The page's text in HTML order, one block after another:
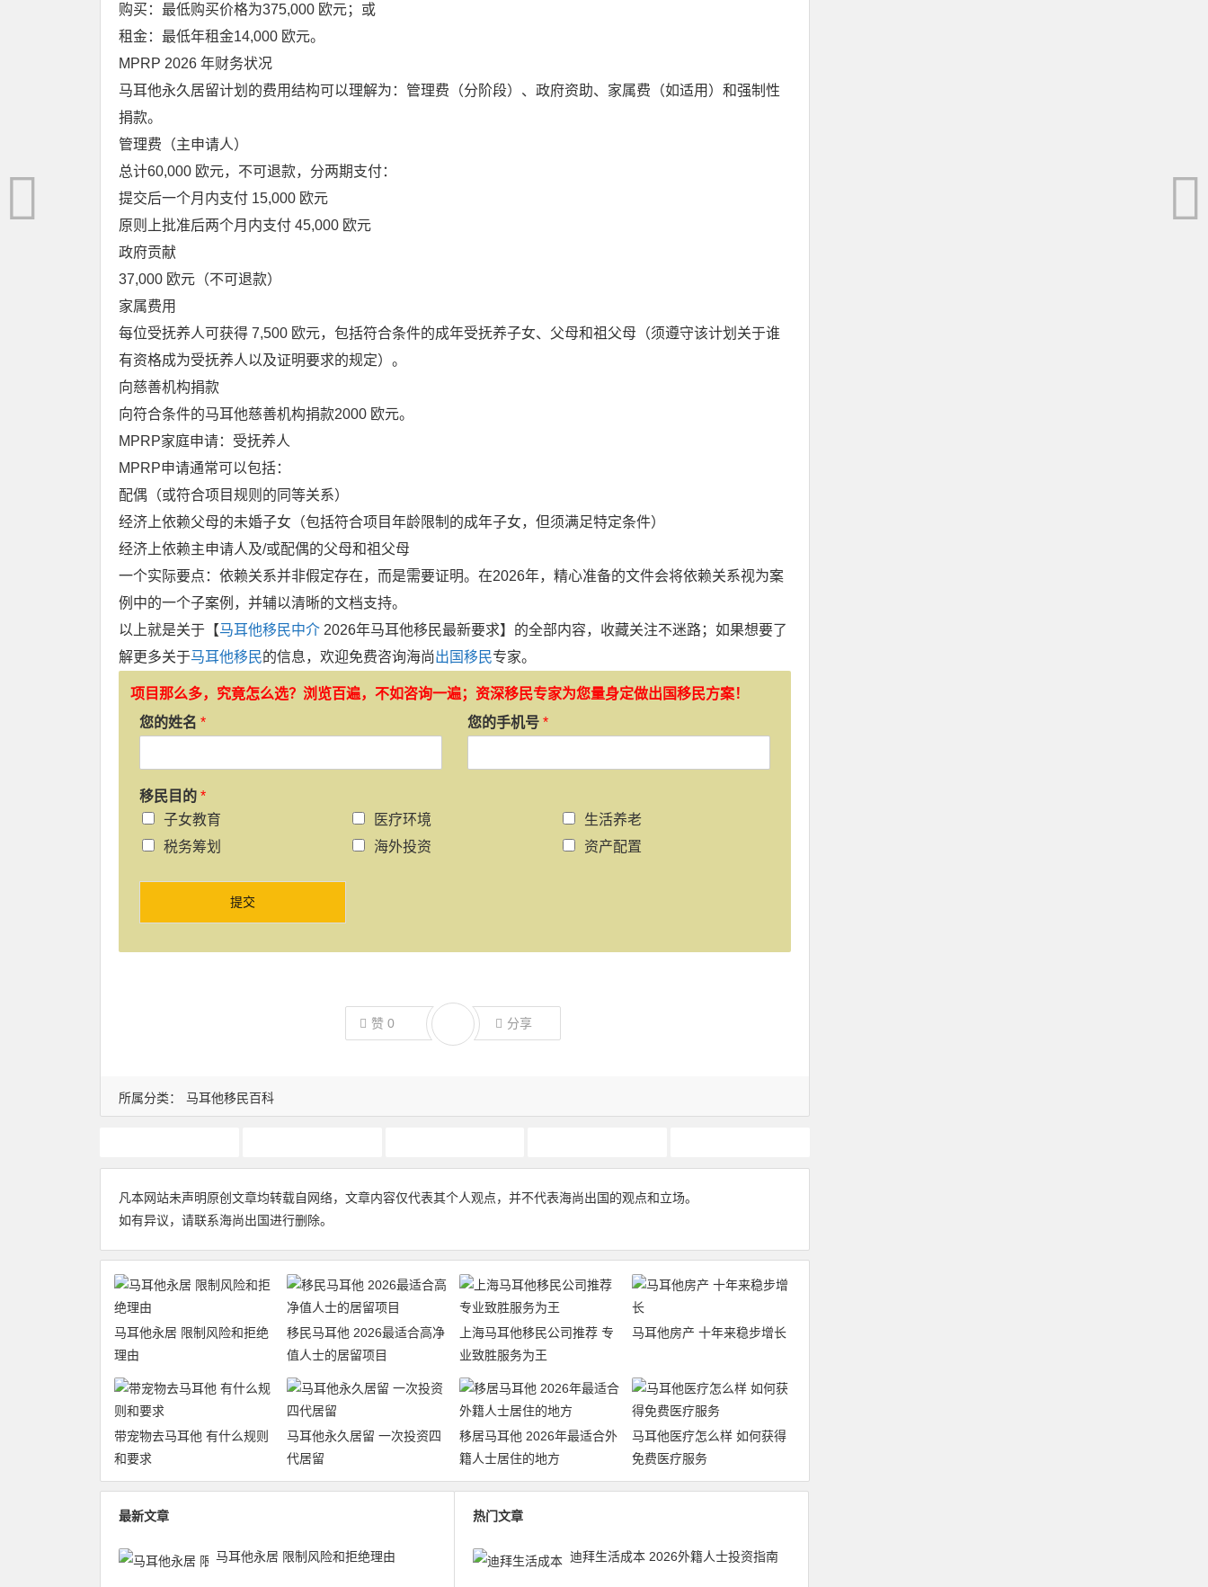
购买：最低购买价格为375,000 欧元；或
租金：最低年租金14,000 欧元。
MPRP 2026 年财务状况
马耳他永久居留计划的费用结构可以理解为：管理费（分阶段）、政府资助、家属费（如适用）和强制性
捐款。
管理费（主申请人）
总计60,000 欧元，不可退款，分两期支付：
提交后一个月内支付 15,000 欧元
原则上批准后两个月内支付 45,000 欧元
政府贡献
37,000 欧元（不可退款）
家属费用
每位受抚养人可获得 7,500 欧元，包括符合条件的成年受抚养子女、父母和祖父母（须遵守该计划关于谁
有资格成为受抚养人以及证明要求的规定）。
向慈善机构捐款
向符合条件的马耳他慈善机构捐款2000 欧元。
MPRP家庭申请：受抚养人
MPRP申请通常可以包括：
配偶（或符合项目规则的同等关系）
经济上依赖父母的未婚子女（包括符合项目年龄限制的成年子女，但须满足特定条件）
经济上依赖主申请人及/或配偶的父母和祖父母
一个实际要点：依赖关系并非假定存在，而是需要证明。在2026年，精心准备的文件会将依赖关系视为案
例中的一个子案例，并辅以清晰的文档支持。
以上就是关于【马耳他移民中介 2026年马耳他移民最新要求】的全部内容，收藏关注不迷路；如果想要了
解更多关于马耳他移民的信息，欢迎免费咨询海尚出国移民专家。
项目那么多，究竟怎么选？浏览百遍，不如咨询一遍；资深移民专家为您量身定做出国移民方案！
您的姓名 * 您的手机号 *
移民目的 *
子女教育
医疗环境
生活养老
税务筹划
海外投资 资产配置
提交
赞0 分享
所属分类： 马耳他移民百科
凡本网站未声明原创文章均转载自网络，文章内容仅代表其个人观点，并不代表海尚出国的观点和立场。
如有异议，请联系海尚出国进行删除。
马耳他永居 限制风险和拒绝
理由
移民马耳他 2026最适合高净
值人士的居留项目
上海马耳他移民公司推荐 专
业致胜服务为王
马耳他房产 十年来稳步增长
带宠物去马耳他 有什么规则
和要求
马耳他永久居留 一次投资四
代居留
移居马耳他 2026年最适合外
籍人士居住的地方
马耳他医疗怎么样 如何获得
免费医疗服务
最新文章
马耳他永居 限制风险和拒绝理由
热门文章
迪拜生活成本 2026外籍人士投资指南